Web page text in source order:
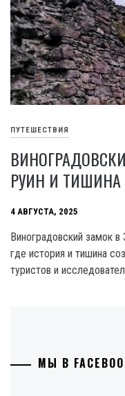
ПУТЕШЕСТВИЯ
РУИН И
4 АВГУСТА, 2025
Виноградовский замок
где история и тишина
туристов и
МЫ В